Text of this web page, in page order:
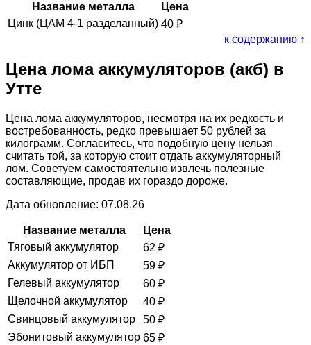
Название металла
Цена
Цинк (ЦАМ 4-1 разделанный) 40 ₽
к содержанию ↑
Цена лома аккумуляторов (акб) в
Утте
Цена лома аккумуляторов, несмотря на их редкость и
востребованность, редко превышает 50 рублей за
килограмм. Согласитесь, что подобную цену нельзя
считать той, за которую стоит отдать аккумуляторный
лом. Советуем самостоятельно извлечь полезные
составляющие, продав их гораздо дороже.
Дата обновление: 07.08.26
Название металла
Цена
Тяговый аккумулятор
62 ₽
Аккумулятор от ИБП
59 ₽
Гелевый аккумулятор
60 ₽
Щелочной аккумулятор
40 ₽
Свинцовый аккумулятор
50 ₽
Эбонитовый аккумулятор 65 ₽